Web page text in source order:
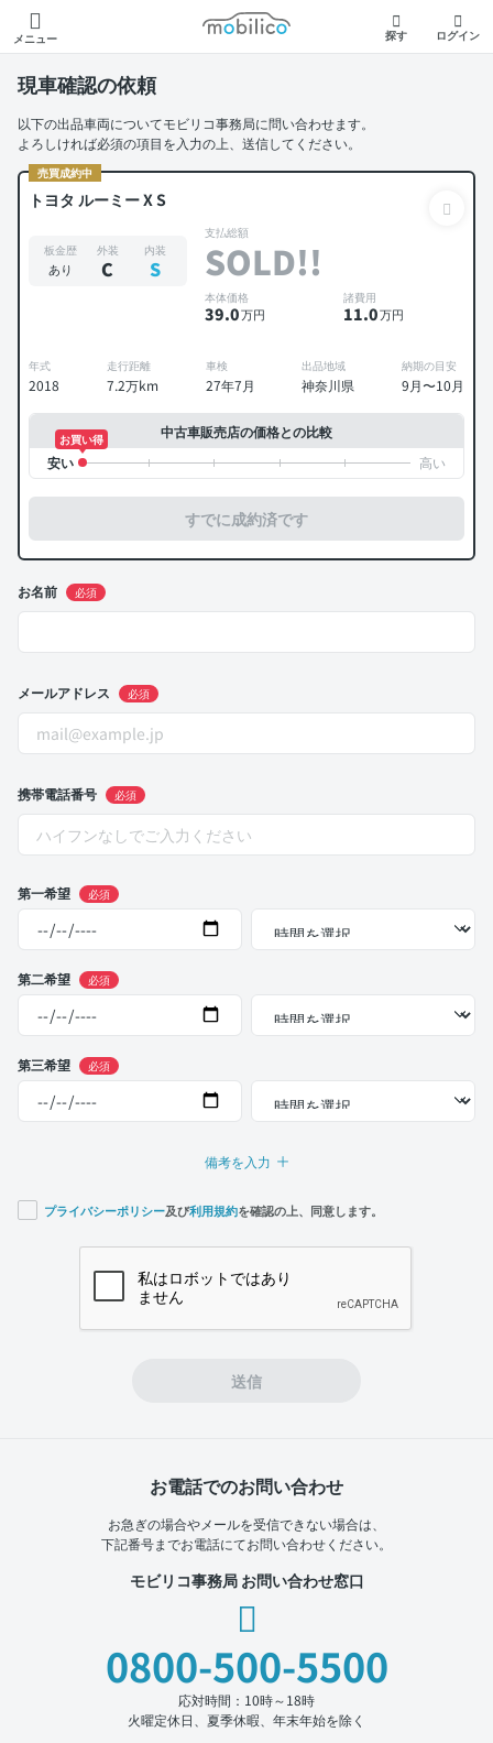
メニュー
モビリコ
探す ログイン
現車確認の依頼
以下の出品車両についてモビリコ事務局に問い合わせます。
よろしければ必須の項目を入力の上、送信してください。
売買成約中
トヨタ ルーミー X S
板金歴
あり
外装
C
内装
S
支払総額
SOLD!!
本体価格
39.0万円
諸費用
11.0万円
年式
2018
走行距離
7.2万km
車検
27年7月
出品地域
神奈川県
納期の目安
9月〜10月
中古車販売店の価格との比較
お買い得
すでに成約済です
お名前 必須
メールアドレス 必須
携帯電話番号 必須
第一希望 必須
第二希望 必須
第三希望 必須
備考を入力
プライバシーポリシー及び利用規約を確認の上、同意します。
送信
お電話でのお問い合わせ
お急ぎの場合やメールを受信できない場合は、
下記番号までお電話にてお問い合わせください。
モビリコ事務局 お問い合わせ窓口
0800-500-5500
応対時間：10時～18時
火曜定休日、夏季休暇、年末年始を除く